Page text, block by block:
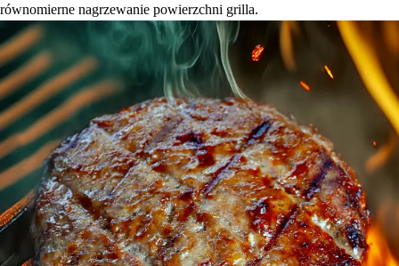
równomierne nagrzewanie powierzchni grilla.